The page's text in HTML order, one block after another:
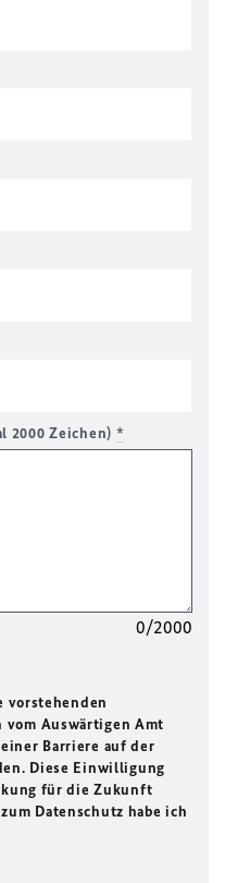
2000 Zeichen) *
0/2000
vorstehenden
vom Auswärtigen Amt
Barriere auf der
Diese Einwilligung
für die Zukunft
Datenschutz habe ich